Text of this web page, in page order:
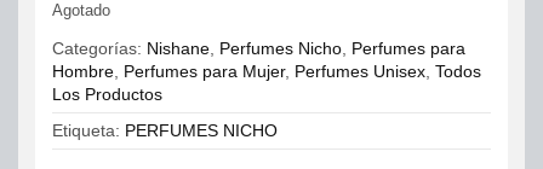
Agotado
Categorías: Nishane Perfumes Nicho Perfumes para
Hombre Perfumes para Mujer, Perfumes Unisex Todos
Los Productos
Etiqueta: PERFUMES NICHO